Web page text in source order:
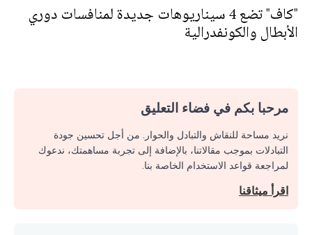
"كاف" تضع 4 سيناريوهات جديدة لمنافسات دوري
الأبطال والكونفدرالية
مرحبا بكم في فضاء التعليق
نريد مساحة للنقاش والتبادل والحوار. من أجل تحسين جودة
التبادلات بموجب مقالاتنا، بالإضافة إلى تجربة مساهمتك، ندعوك
لمراجعة قواعد الاستخدام الخاصة بنا.
اقرأ ميثاقنا